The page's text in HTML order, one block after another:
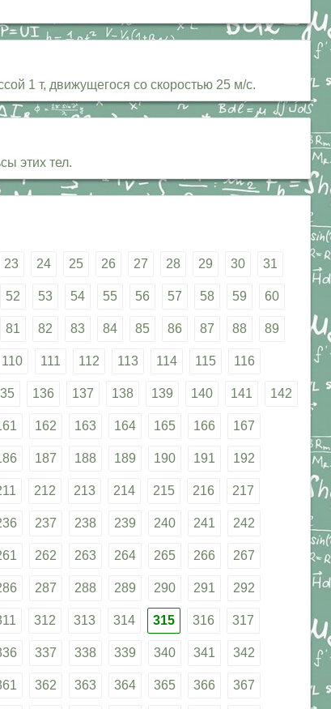
1 т, движущегося со скоростью 25 м/с.
этих тел.
23 24 25 26 27 28 29 30 31
52 53 54 55 56 57 58 59 60
81 82 83 84 85 86 87 88 89
110 111 112 113 114 115 116
136 137 138 139 140 141 142
162 163 164 165 166 167
187 188 189 190 191 192
212 213 214 215 216 217
237 238 239 240 241 242
262 263 264 265 266 267
287 288 289 290 291 292
312 313 314 315 316 317
337 338 339 340 341 342
362 363 364 365 366 367